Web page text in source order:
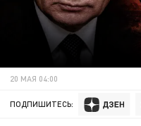
20 МАЯ 04:00
ПОДПИШИТЕСЬ: